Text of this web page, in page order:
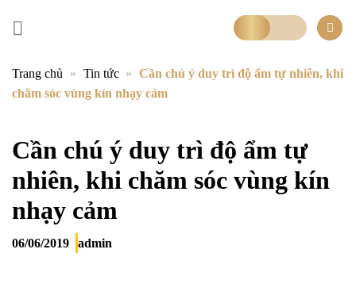
dungTrang chủ » Tin tức » Cần chú ý duy trì độ ẩm tự nhiên, khi
chăm sóc vùng kín nhạy cảm
Cần chú ý duy trì độ ẩm tự
nhiên, khi chăm sóc vùng kín
nhạy cảm
06/06/2019 admin